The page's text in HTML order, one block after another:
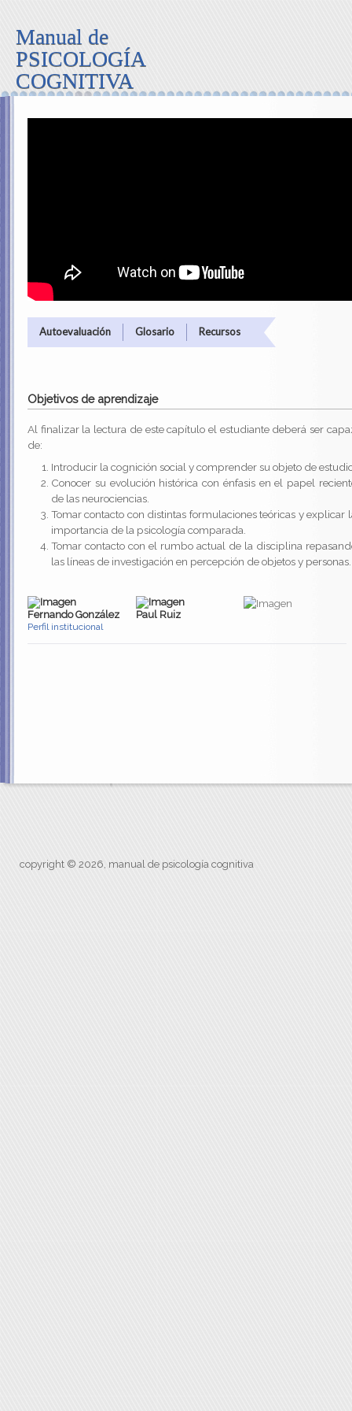
Manual de
PSICOLOGÍA
COGNITIVA
Autoevaluación Glosario Recursos
Objetivos de aprendizaje
Al finalizar la lectura de este capítulo el estudiante deberá ser
de:
Introducir la cognición social y comprender su objeto de
Conocer su evolución histórica con énfasis en el papel
de las neurociencias.
Tomar contacto con distintas formulaciones teóricas y explicar
importancia de la psicología comparada.
Tomar contacto con el rumbo actual de la disciplina
las líneas de investigación en percepción de objetos y personas.
Fernando González
Perfil institucional
Paul Ruiz
copyright © 2026, manual de psicología cognitiva